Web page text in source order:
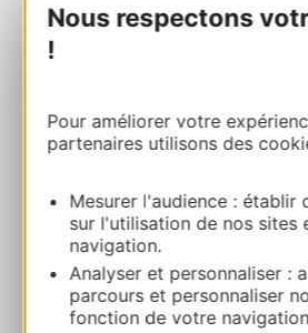
Nous respectons
!
Pour améliorer votre
partenaires utilisons des
Mesurer l'audience : établir
sur l'utilisation de nos sites
navigation.
Analyser et personnaliser :
parcours et personnaliser
fonction de votre
Bereken uw route
E-mail
Website